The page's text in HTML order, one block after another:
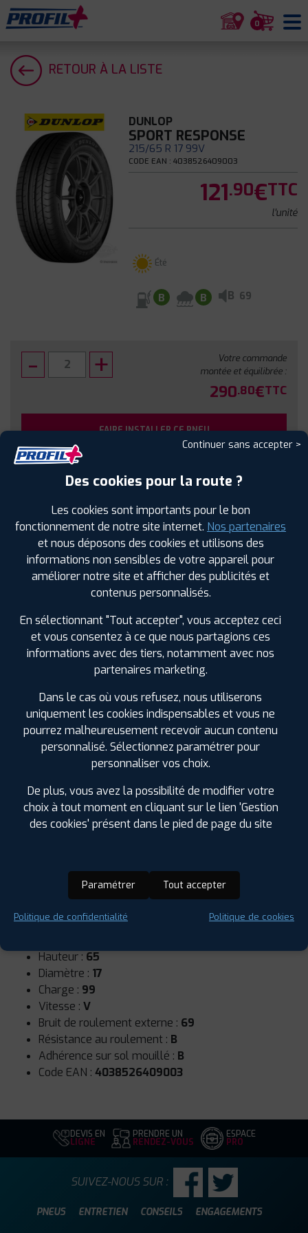
0
RETOUR À LA LISTE
DUNLOP
SPORT RESPONSE
215/65 R 17 99V
CODE EAN : 4038526409003
121.90€TTC
l'unité
Été
B B B 69
Votre commande
montée et équilibrée :
290.80€TTC
FAIRE INSTALLER CE PNEU
Sous réserve de disponibilité en agence
SPÉCIFICATIONS AVIS CLIENTS ÉTIQUETAGE
Étiquetage
Runflat :Non
Hauteur : 65
Diamètre : 17
Charge : 99
Vitesse : V
Bruit de roulement externe : 69
Résistance au roulement : B
Adhérence sur sol mouillé : B
Code EAN : 4038526409003
DEVIS EN
LIGNE
PRENDRE UN
RENDEZ-VOUS
ESPACE
PRO
PNEUS ENTRETIEN CONSEILS ENGAGEMENTS
SUIVEZ-NOUS SUR :
Continuer sans accepter >
Des cookies pour la route ?
Les cookies sont importants pour le bon
fonctionnement de notre site internet. Nos partenaires
et nous déposons des cookies et utilisons des
informations non sensibles de votre appareil pour
améliorer notre site et afficher des publicités et
contenus personnalisés.
En sélectionnant "Tout accepter", vous acceptez ceci
et vous consentez à ce que nous partagions ces
informations avec des tiers, notamment avec nos
partenaires marketing.
Dans le cas où vous refusez, nous utiliserons
uniquement les cookies indispensables et vous ne
pourrez malheureusement recevoir aucun contenu
personnalisé. Sélectionnez paramétrer pour
personnaliser vos choix.
De plus, vous avez la possibilité de modifier votre
choix à tout moment en cliquant sur le lien 'Gestion
des cookies' présent dans le pied de page du site
Paramétrer Tout accepter
Politique de confidentialité Politique de cookies